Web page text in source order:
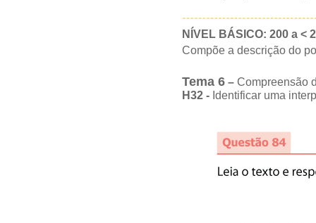
NÍVEL BÁSICO: 200 a <
Compõe a descrição do
Tema 6 – Compreensão
H32 - Identificar uma